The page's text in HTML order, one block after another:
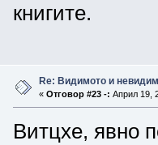
книгите.
Re: Видимото и
« Отговор #23 -: Април 19,
Витцхе, явно